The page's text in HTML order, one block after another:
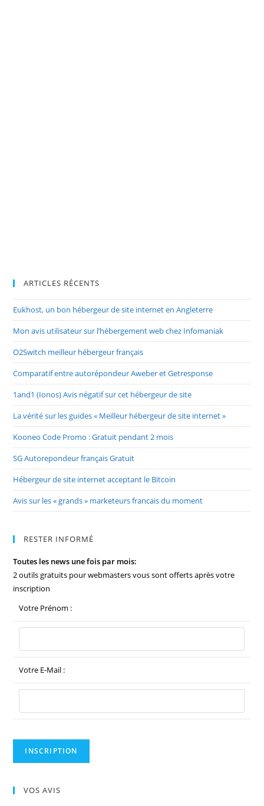
ARTICLES RÉCENTS
Eukhost, un bon hébergeur de site internet en Angleterre
Mon avis utilisateur sur l’hébergement web chez Infomaniak
O2Switch meilleur hébergeur français
Comparatif entre autorépondeur Aweber et Getresponse
1and1 (Ionos) Avis négatif sur cet hébergeur de site
La vérité sur les guides « Meilleur hébergeur de site internet »
Kooneo Code Promo : Gratuit pendant 2 mois
SG Autorepondeur français Gratuit
Hébergeur de site internet acceptant le Bitcoin
Avis sur les « grands » marketeurs francais du moment
RESTER INFORMÉ
Toutes les news une fois par mois:
2 outils gratuits pour webmasters vous sont offerts après votre
inscription
Votre Prénom :
Votre E-Mail :
VOS AVIS